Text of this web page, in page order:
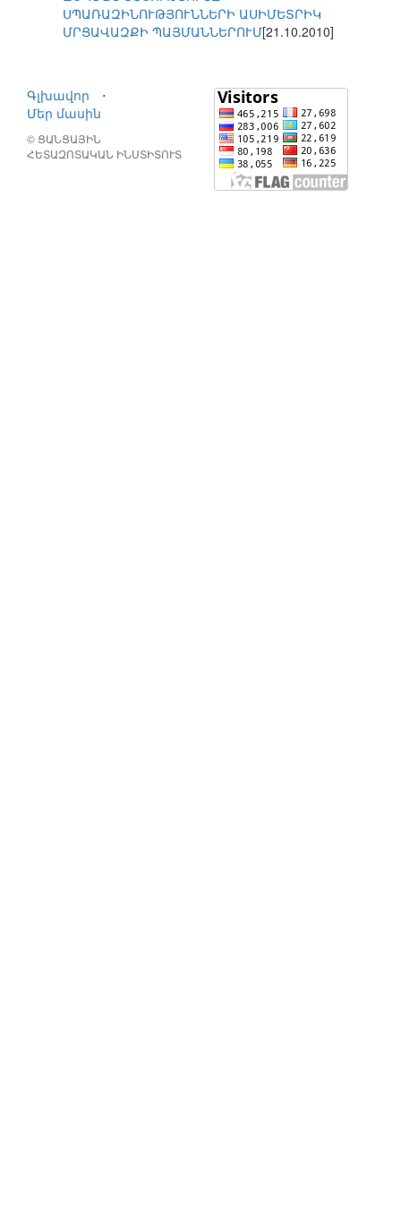
ՍՊԱՌԱԶԻՆՈՒԹՅՈՒՆՆԵՐԻ ԱՍԻՄԵՏՐԻԿ
ՄՐՑԱՎԱԶՔԻ ՊԱՅՄԱՆՆԵՐՈՒՄ[21.10.2010]
Գլխավոր
⋅
Մեր մասին
© ՑԱՆՑԱՅԻՆ
ՀԵՏԱԶՈՏԱԿԱՆ ԻՆՍՏԻՏՈՒՏ